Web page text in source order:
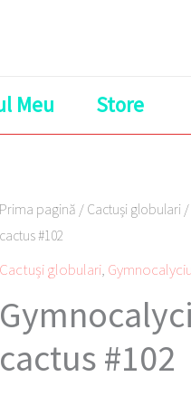
Meu Store
Prima pagină / Cactuși globulari /
cactus #102
Cactuși globulari,
cactus #102